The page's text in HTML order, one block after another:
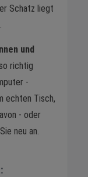
Schatz liegt
und
richtig
-
echten Tisch,
- oder
neu an.